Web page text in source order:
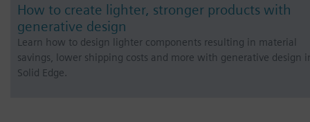
How to create lighter, stronger products with
generative design
Learn how to design lighter components resulting in material
savings, lower shipping costs and more with generative design
Solid Edge.